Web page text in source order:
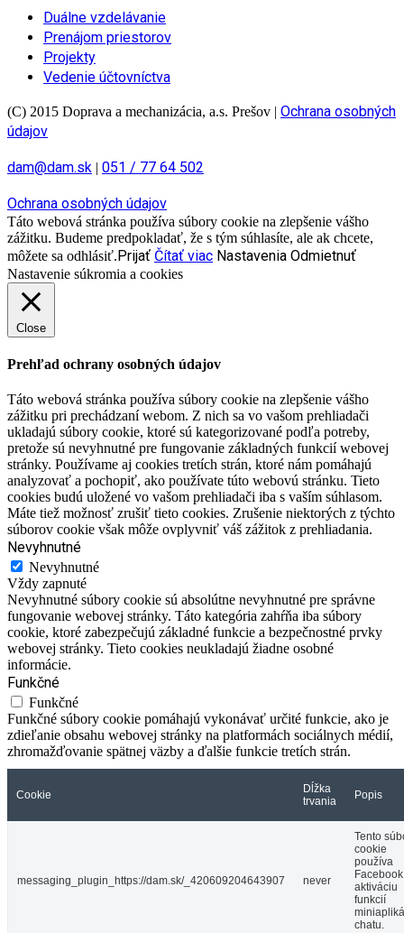
Duálne vzdelávanie
Prenájom priestorov
Projekty
Vedenie účtovníctva
(C) 2015 Doprava a mechanizácia, a.s. Prešov | Ochrana osobných
údajov
dam@dam.sk | 051 / 77 64 502
Ochrana osobných údajov
Táto webová stránka používa súbory cookie na zlepšenie vášho
zážitku. Budeme predpokladať, že s tým súhlasíte, ale ak chcete,
môžete sa odhlásiť.Prijať Čítať viac Nastavenia Odmietnuť
Nastavenie súkromia a cookies
Close
Prehľad ochrany osobných údajov
Táto webová stránka používa súbory cookie na zlepšenie vášho
zážitku pri prechádzaní webom. Z nich sa vo vašom prehliadači
ukladajú súbory cookie, ktoré sú kategorizované podľa potreby,
pretože sú nevyhnutné pre fungovanie základných funkcií webovej
stránky. Používame aj cookies tretích strán, ktoré nám pomáhajú
analyzovať a pochopiť, ako používate túto webovú stránku. Tieto
cookies budú uložené vo vašom prehliadači iba s vaším súhlasom.
Máte tiež možnosť zrušiť tieto cookies. Zrušenie niektorých z týchto
súborov cookie však môže ovplyvniť váš zážitok z prehliadania.
Nevyhnutné
Nevyhnutné
Vždy zapnuté
Nevyhnutné súbory cookie sú absolútne nevyhnutné pre správne
fungovanie webovej stránky. Táto kategória zahŕňa iba súbory
cookie, ktoré zabezpečujú základné funkcie a bezpečnostné prvky
webovej stránky. Tieto cookies neukladajú žiadne osobné
informácie.
Funkčné
Funkčné
Funkčné súbory cookie pomáhajú vykonávať určité funkcie, ako je
zdieľanie obsahu webovej stránky na platformách sociálnych médií,
zhromažďovanie spätnej väzby a ďalšie funkcie tretích strán.
Cookie
Dĺžka
trvania
Popis
messaging_plugin_https://dam.sk/_420609204643907 never
Tento
cookie
používa
aktiváciu
funkcií
chatu.